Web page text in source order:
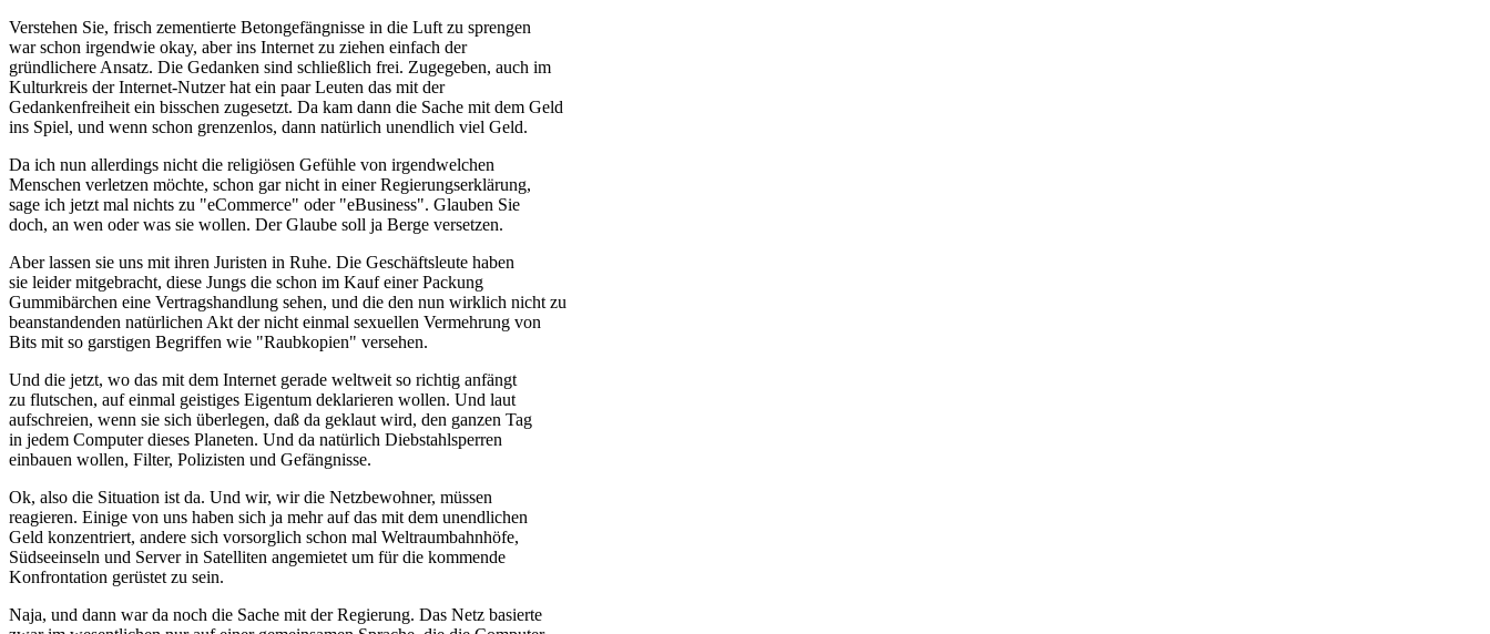
Verstehen Sie, frisch zementierte Betongefängnisse in die Luft zu sprengen
war schon irgendwie okay, aber ins Internet zu ziehen einfach der
gründlichere Ansatz. Die Gedanken sind schließlich frei. Zugegeben, auch im
Kulturkreis der Internet-Nutzer hat ein paar Leuten das mit der
Gedankenfreiheit ein bisschen zugesetzt. Da kam dann die Sache mit dem Geld
ins Spiel, und wenn schon grenzenlos, dann natürlich unendlich viel Geld.
Da ich nun allerdings nicht die religiösen Gefühle von irgendwelchen
Menschen verletzen möchte, schon gar nicht in einer Regierungserklärung,
sage ich jetzt mal nichts zu "eCommerce" oder "eBusiness". Glauben Sie
doch, an wen oder was sie wollen. Der Glaube soll ja Berge versetzen.
Aber lassen sie uns mit ihren Juristen in Ruhe. Die Geschäftsleute haben
sie leider mitgebracht, diese Jungs die schon im Kauf einer Packung
Gummibärchen eine Vertragshandlung sehen, und die den nun wirklich nicht zu
beanstandenden natürlichen Akt der nicht einmal sexuellen Vermehrung von
Bits mit so garstigen Begriffen wie "Raubkopien" versehen.
Und die jetzt, wo das mit dem Internet gerade weltweit so richtig anfängt
zu flutschen, auf einmal geistiges Eigentum deklarieren wollen. Und laut
aufschreien, wenn sie sich überlegen, daß da geklaut wird, den ganzen Tag
in jedem Computer dieses Planeten. Und da natürlich Diebstahlsperren
einbauen wollen, Filter, Polizisten und Gefängnisse.
Ok, also die Situation ist da. Und wir, wir die Netzbewohner, müssen
reagieren. Einige von uns haben sich ja mehr auf das mit dem unendlichen
Geld konzentriert, andere sich vorsorglich schon mal Weltraumbahnhöfe,
Südseeinseln und Server in Satelliten angemietet um für die kommende
Konfrontation gerüstet zu sein.
Naja, und dann war da noch die Sache mit der Regierung. Das Netz basierte